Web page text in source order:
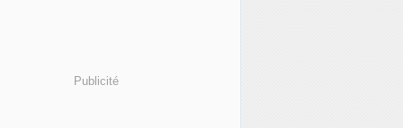
Publicité